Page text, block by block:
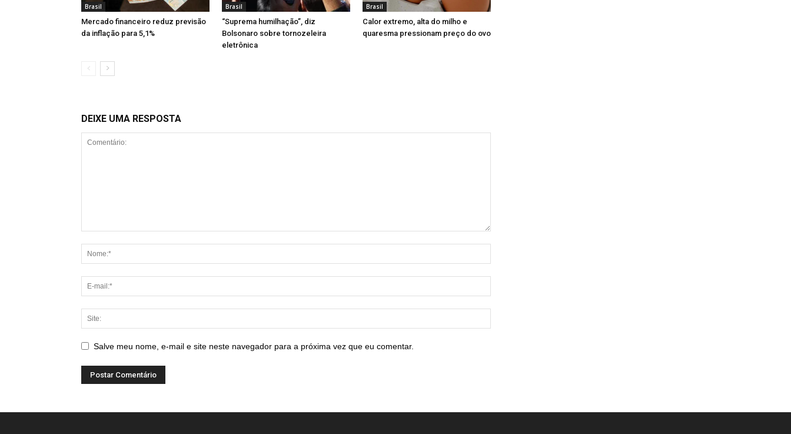
Brasil
Mercado financeiro reduz previsão
da inflação para 5,1%
Brasil
“Suprema humilhação”, diz
Bolsonaro sobre tornozeleira
eletrônica
Brasil
Calor extremo, alta do milho e
quaresma pressionam preço do ovo
DEIXE UMA RESPOSTA
Salve meu nome, e-mail e site neste navegador para a próxima vez que eu comentar.